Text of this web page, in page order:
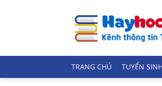
TRANG CHỦ TUYỂN SINH